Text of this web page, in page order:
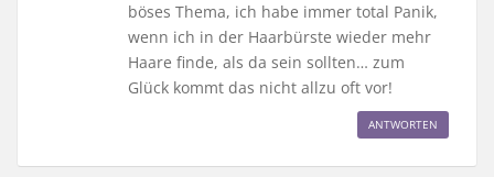
böses Thema, ich habe immer total Panik,
wenn ich in der Haarbürste wieder mehr
Haare finde, als da sein sollten… zum
Glück kommt das nicht allzu oft vor!
ANTWORTEN